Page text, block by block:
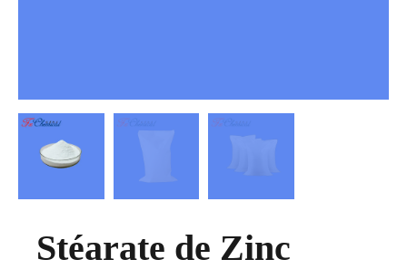
Stéarate de Zinc